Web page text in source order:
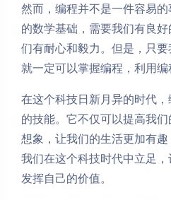
然而，编程并不是一件容易
的数学基础，需要我们有良
们有耐心和毅力。但是，只
就一定可以掌握编程，利用编
在这个科技日新月异的时代
的技能。它不仅可以提高我
想象，让我们的生活更加有
我们在这个科技时代中立足
发挥自己的价值。